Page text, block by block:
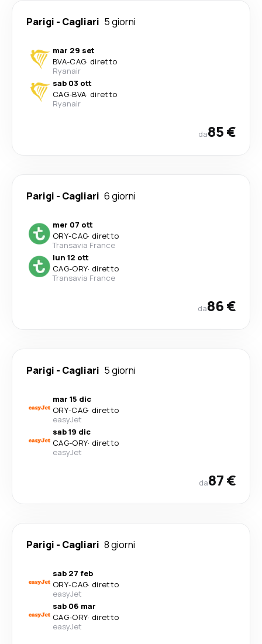
Parigi - Cagliari 5 giorni
mar 29 set
BVA-CAG· diretto
Ryanair
sab 03 ott
CAG-BVA· diretto
Ryanair
da85 €
Parigi - Cagliari 6 giorni
mer 07 ott
ORY-CAG· diretto
Transavia France
lun 12 ott
CAG-ORY· diretto
Transavia France
da86 €
Parigi - Cagliari 5 giorni
mar 15 dic
ORY-CAG· diretto
easyJet
sab 19 dic
CAG-ORY· diretto
easyJet
da87 €
Parigi - Cagliari 8 giorni
sab 27 feb
ORY-CAG· diretto
easyJet
sab 06 mar
CAG-ORY· diretto
easyJet